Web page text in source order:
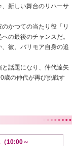
新しい舞台のリハーサ
かつての当たり役「リ
の最後のチャンスだ。
彼、バリモア自身の追
話題になり、仲代達矢
歳の仲代が再び挑戦す
10:00～